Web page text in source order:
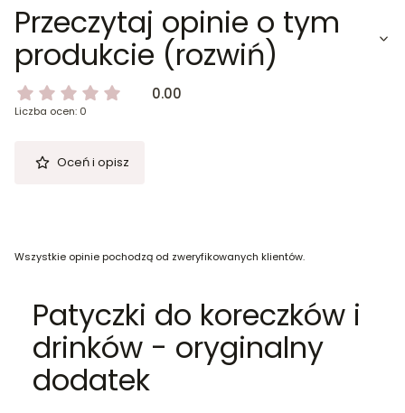
Przeczytaj opinie o tym
produkcie (rozwiń)
0.00
Liczba ocen: 0
Oceń i opisz
Wszystkie opinie pochodzą od zweryfikowanych klientów.
Patyczki do koreczków i
drinków - oryginalny
dodatek